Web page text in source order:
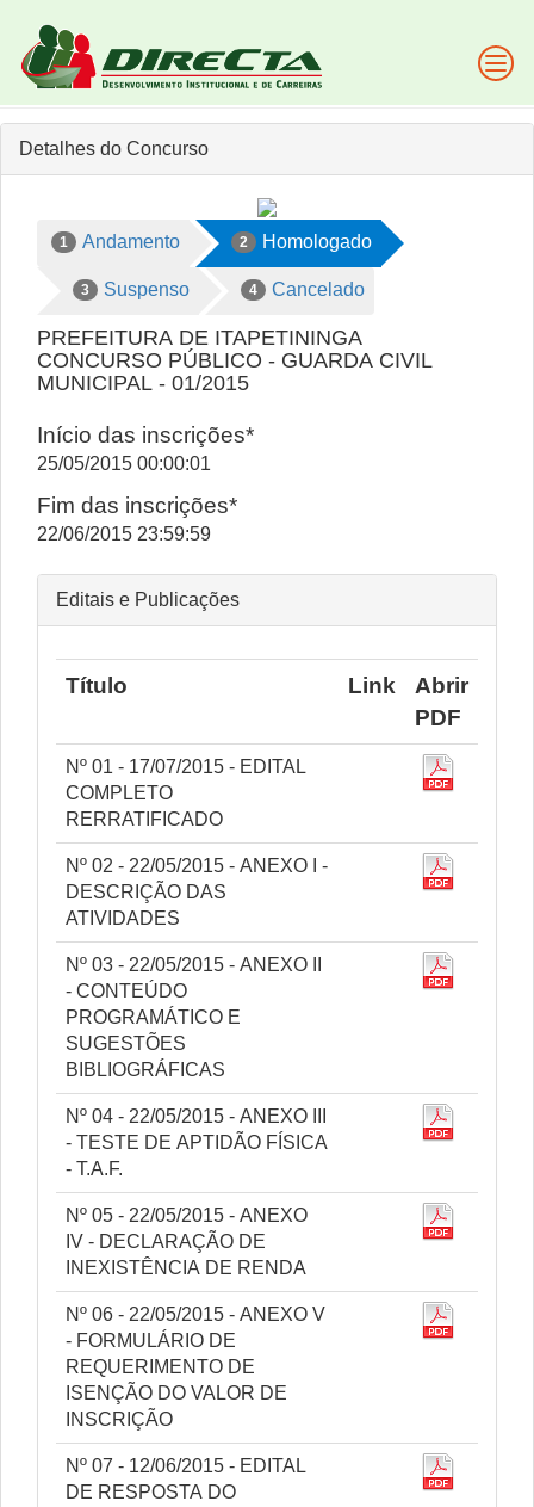
Detalhes do Concurso
1 Andamento 2 Homologado
3 Suspenso 4 Cancelado
PREFEITURA DE ITAPETININGA
CONCURSO PÚBLICO - GUARDA CIVIL
MUNICIPAL - 01/2015
Início das inscrições*
25/05/2015 00:00:01
Fim das inscrições*
22/06/2015 23:59:59
Editais e Publicações
Título Link
Abrir
PDF
Nº 01 - 17/07/2015 - EDITAL
COMPLETO
RERRATIFICADO
Nº 02 - 22/05/2015 - ANEXO I -
DESCRIÇÃO DAS
ATIVIDADES
Nº 03 - 22/05/2015 - ANEXO II
- CONTEÚDO
PROGRAMÁTICO E
SUGESTÕES
BIBLIOGRÁFICAS
Nº 04 - 22/05/2015 - ANEXO III
- TESTE DE APTIDÃO FÍSICA
- T.A.F.
Nº 05 - 22/05/2015 - ANEXO
IV - DECLARAÇÃO DE
INEXISTÊNCIA DE RENDA
Nº 06 - 22/05/2015 - ANEXO V
- FORMULÁRIO DE
REQUERIMENTO DE
ISENÇÃO DO VALOR DE
INSCRIÇÃO
Nº 07 - 12/06/2015 - EDITAL
DE RESPOSTA DO